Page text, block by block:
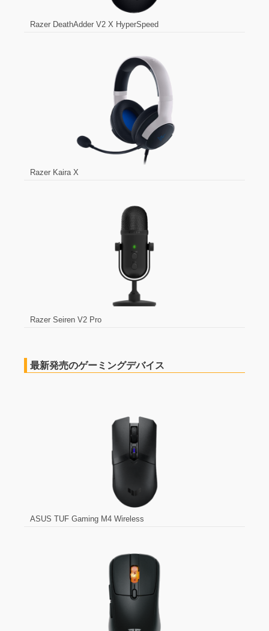
Razer DeathAdder V2 X HyperSpeed
Razer Kaira X
Razer Seiren V2 Pro
最新発売のゲーミングデバイス
ASUS TUF Gaming M4 Wireless